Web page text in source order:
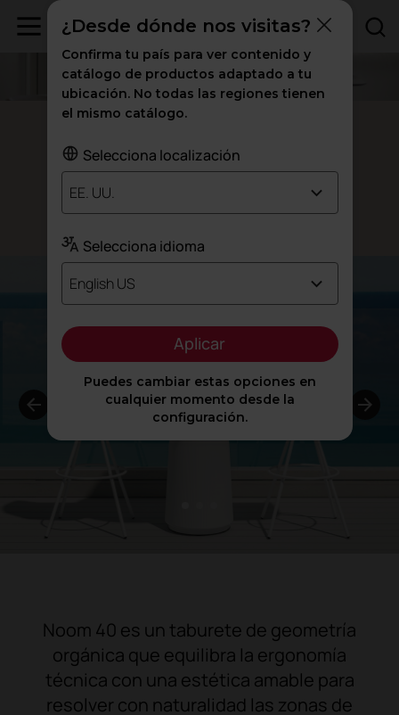
Elegante yconfortable
Noom 40 es un taburete de geometría
orgánica que equilibra la ergonomía
técnica con una estética amable para
resolver con naturalidad las zonas de
¿Desde dónde nos visitas?
Confirma tu país para ver contenido y
catálogo de productos adaptado a tu
ubicación. No todas las regiones tienen
el mismo catálogo.
Selecciona localización
EE. UU.
Selecciona idioma
English US
Aplicar
Puedes cambiar estas opciones en
cualquier momento desde la
configuración.